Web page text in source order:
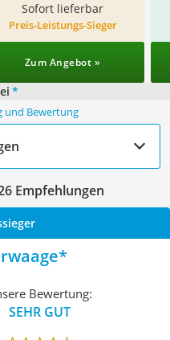
Sofort lieferbar
Preis-Leistungs-Sieger
Zum Angebot »
*
Bewertung
Empfehlungen
Bewertung:
SEHR GUT